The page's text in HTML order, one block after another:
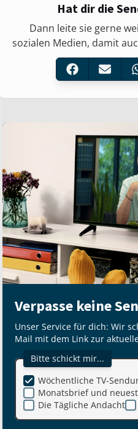
Hat dir die
Dann leite sie gerne
sozialen Medien, damit
Verpasse keine
Unser Service für dich: Wir
Mail mit dem Link zur
Bitte schickt mir...
Monatsbrief und
Die Tägliche Andacht
Wöchentliche TV-